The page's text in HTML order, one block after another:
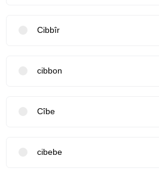
Cibbîr
cibbon
Cîbe
cibebe